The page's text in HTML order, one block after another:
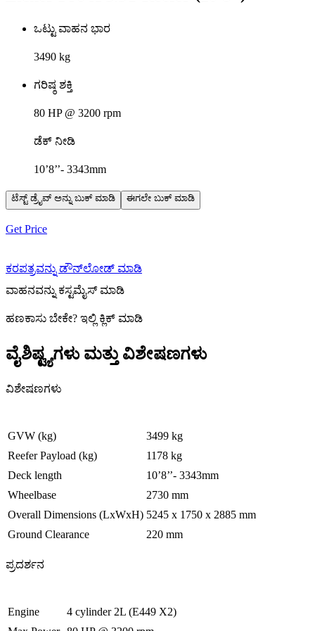
ಒಟ್ಟು ವಾಹನ ಭಾರ
3490 kg
ಗರಿಷ್ಠ ಶಕ್ತಿ
80 HP @ 3200 rpm
ಡೆಕ್ ನೀಡಿ
10’8’’- 3343mm
ಟೆಸ್ಟ್ ಡ್ರೈವ್ ಅನ್ನು ಬುಕ್ ಮಾಡಿ ಈಗಲೇ ಬುಕ್ ಮಾಡಿ
Get Price
ಕರಪತ್ರವನ್ನು ಡೌನ್‌ಲೋಡ್ ಮಾಡಿ
ವಾಹನವನ್ನು ಕಸ್ಟಮೈಸ್ ಮಾಡಿ
ಹಣಕಾಸು ಬೇಕೇ? ಇಲ್ಲಿ ಕ್ಲಿಕ್ ಮಾಡಿ
ವೈಶಿಷ್ಟ್ಯಗಳು ಮತ್ತು ವಿಶೇಷಣಗಳು
ವಿಶೇಷಣಗಳು
GVW (kg)
3499 kg
Reefer Payload (kg)
1178 kg
Deck length
10’8’’- 3343mm
Wheelbase
2730 mm
Overall Dimensions (LxWxH) 5245 x 1750 x 2885 mm
Ground Clearance
220 mm
ಪ್ರದರ್ಶನ
Engine
4 cylinder 2L (E449 X2)